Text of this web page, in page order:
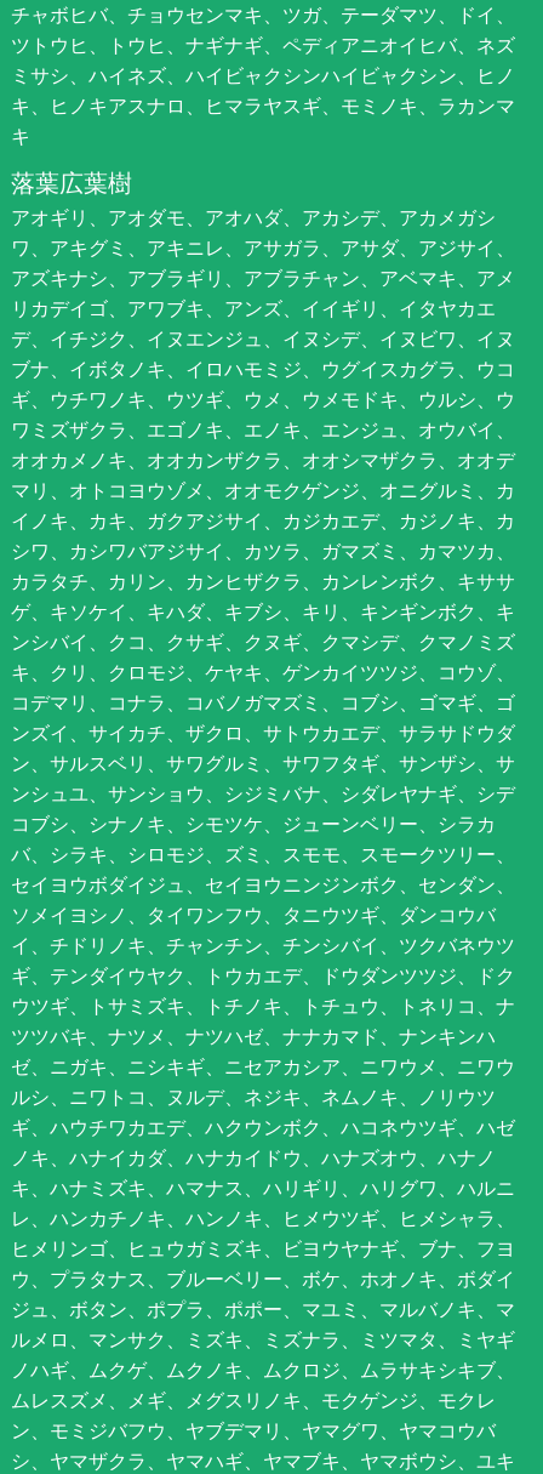
チャボヒバ、チョウセンマキ、ツガ、テーダマツ、ドイ、
ツトウヒ、トウヒ、ナギナギ、ペディアニオイヒバ、ネズ
ミサシ、ハイネズ、ハイビャクシンハイビャクシン、ヒノ
キ、ヒノキアスナロ、ヒマラヤスギ、モミノキ、ラカンマ
キ
落葉広葉樹
アオギリ、アオダモ、アオハダ、アカシデ、アカメガシ
ワ、アキグミ、アキニレ、アサガラ、アサダ、アジサイ、
アズキナシ、アブラギリ、アブラチャン、アベマキ、アメ
リカデイゴ、アワブキ、アンズ、イイギリ、イタヤカエ
デ、イチジク、イヌエンジュ、イヌシデ、イヌビワ、イヌ
ブナ、イボタノキ、イロハモミジ、ウグイスカグラ、ウコ
ギ、ウチワノキ、ウツギ、ウメ、ウメモドキ、ウルシ、ウ
ワミズザクラ、エゴノキ、エノキ、エンジュ、オウバイ、
オオカメノキ、オオカンザクラ、オオシマザクラ、オオデ
マリ、オトコヨウゾメ、オオモクゲンジ、オニグルミ、カ
イノキ、カキ、ガクアジサイ、カジカエデ、カジノキ、カ
シワ、カシワバアジサイ、カツラ、ガマズミ、カマツカ、
カラタチ、カリン、カンヒザクラ、カンレンボク、キササ
ゲ、キソケイ、キハダ、キブシ、キリ、キンギンボク、キ
ンシバイ、クコ、クサギ、クヌギ、クマシデ、クマノミズ
キ、クリ、クロモジ、ケヤキ、ゲンカイツツジ、コウゾ、
コデマリ、コナラ、コバノガマズミ、コブシ、ゴマギ、ゴ
ンズイ、サイカチ、ザクロ、サトウカエデ、サラサドウダ
ン、サルスベリ、サワグルミ、サワフタギ、サンザシ、サ
ンシュユ、サンショウ、シジミバナ、シダレヤナギ、シデ
コブシ、シナノキ、シモツケ、ジューンベリー、シラカ
バ、シラキ、シロモジ、ズミ、スモモ、スモークツリー、
セイヨウボダイジュ、セイヨウニンジンボク、センダン、
ソメイヨシノ、タイワンフウ、タニウツギ、ダンコウバ
イ、チドリノキ、チャンチン、チンシバイ、ツクバネウツ
ギ、テンダイウヤク、トウカエデ、ドウダンツツジ、ドク
ウツギ、トサミズキ、トチノキ、トチュウ、トネリコ、ナ
ツツバキ、ナツメ、ナツハゼ、ナナカマド、ナンキンハ
ゼ、ニガキ、ニシキギ、ニセアカシア、ニワウメ、ニワウ
ルシ、ニワトコ、ヌルデ、ネジキ、ネムノキ、ノリウツ
ギ、ハウチワカエデ、ハクウンボク、ハコネウツギ、ハゼ
ノキ、ハナイカダ、ハナカイドウ、ハナズオウ、ハナノ
キ、ハナミズキ、ハマナス、ハリギリ、ハリグワ、ハルニ
レ、ハンカチノキ、ハンノキ、ヒメウツギ、ヒメシャラ、
ヒメリンゴ、ヒュウガミズキ、ビヨウヤナギ、ブナ、フヨ
ウ、プラタナス、ブルーベリー、ボケ、ホオノキ、ボダイ
ジュ、ボタン、ポプラ、ポポー、マユミ、マルバノキ、マ
ルメロ、マンサク、ミズキ、ミズナラ、ミツマタ、ミヤギ
ノハギ、ムクゲ、ムクノキ、ムクロジ、ムラサキシキブ、
ムレスズメ、メギ、メグスリノキ、モクゲンジ、モクレ
ン、モミジバフウ、ヤブデマリ、ヤマグワ、ヤマコウバ
シ、ヤマザクラ、ヤマハギ、ヤマブキ、ヤマボウシ、ユキ